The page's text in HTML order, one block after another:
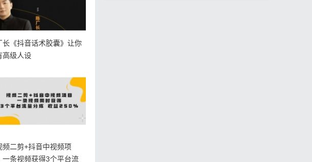
长《抖音话术胶囊》让你
高级人设
频二剪+抖音中视频项
一条视频获得3个平台流